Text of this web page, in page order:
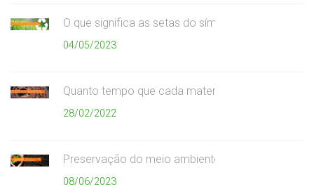
O que significa as setas do símbolo da reciclagem
04/05/2023
Quanto tempo que cada material demora para se
28/02/2022
Preservação do meio ambiente
08/06/2023